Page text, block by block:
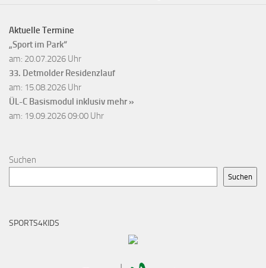
Aktuelle Termine
„Sport im Park“
am: 20.07.2026 Uhr
33. Detmolder Residenzlauf
am: 15.08.2026 Uhr
ÜL-C Basismodul inklusiv mehr »
am: 19.09.2026 09:00 Uhr
Suchen
Suchen
SPORTS4KIDS